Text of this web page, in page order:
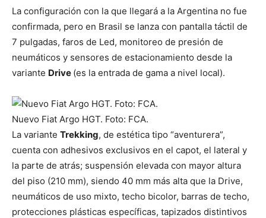
La configuración con la que llegará a la Argentina no fue
confirmada, pero en Brasil se lanza con pantalla táctil de
7 pulgadas, faros de Led, monitoreo de presión de
neumáticos y sensores de estacionamiento desde la
variante Drive (es la entrada de gama a nivel local).
Nuevo Fiat Argo HGT. Foto: FCA.
La variante Trekking, de estética tipo “aventurera”,
cuenta con adhesivos exclusivos en el capot, el lateral y
la parte de atrás; suspensión elevada con mayor altura
del piso (210 mm), siendo 40 mm más alta que la Drive,
neumáticos de uso mixto, techo bicolor, barras de techo,
protecciones plásticas específicas, tapizados distintivos